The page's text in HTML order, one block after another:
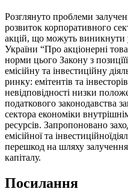
Розглянуто проблеми
розвиток корпоративного
акцій, що можуть виникнути
України “Про акціонерні
норми цього Закону з
емісійну та інвестиційну
ринку: емітентів та
невідповідності низки
податкового законодавства
сектора економіки
ресурсів. Запропоновано
емісійної та
перешкод на шляху
капіталу.
Посилання